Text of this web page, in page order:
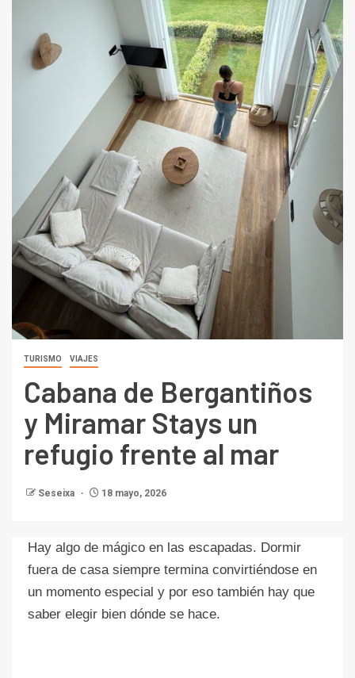
TURISMO VIAJES
Cabana de Bergantiños
y Miramar Stays un
refugio frente al mar
Seseixa 18 mayo, 2026
Hay algo de mágico en las escapadas. Dormir
fuera de casa siempre termina convirtiéndose en
un momento especial y por eso también hay que
saber elegir bien dónde se hace.